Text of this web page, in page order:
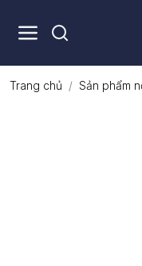
Trang chủ Sản phẩm